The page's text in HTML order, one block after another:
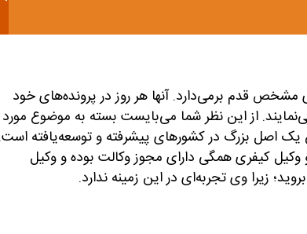
قدم برمی‌دارد. آنها هر روز در پرونده‌های خود
از این نظر شما می‌بایست بسته به موضوع مورد
یک اصل بزرگ در کشورهای پیشرفته و توسعه‌یافته است.
وکیل کیفری همگی دارای مجوز وکالت بوده و وکیل
زیرا وی تجربه‌ای در این زمینه ندارد.